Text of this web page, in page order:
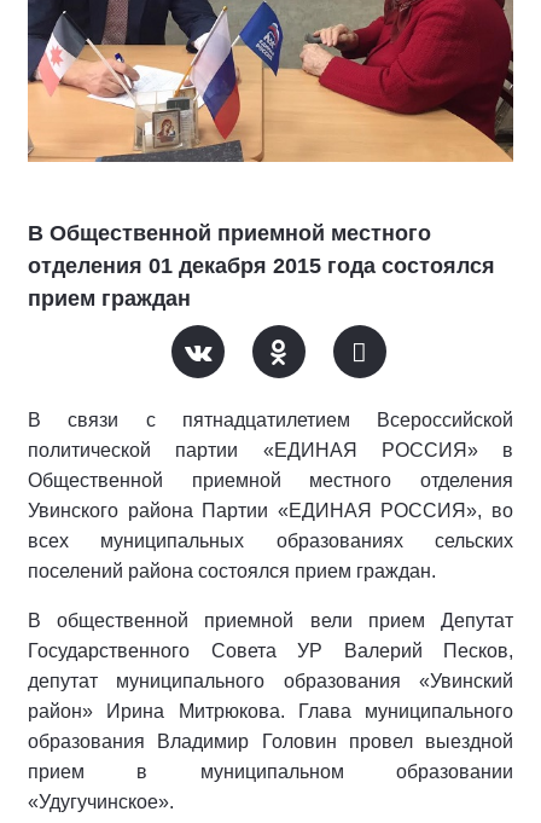
В Общественной приемной местного
отделения 01 декабря 2015 года состоялся
прием граждан
В связи с пятнадцатилетием Всероссийской
политической партии «ЕДИНАЯ РОССИЯ» в
Общественной приемной местного отделения
Увинского района Партии «ЕДИНАЯ РОССИЯ», во
всех муниципальных образованиях сельских
поселений района состоялся прием граждан.
В общественной приемной вели прием Депутат
Государственного Совета УР Валерий Песков,
депутат муниципального образования «Увинский
район» Ирина Митрюкова. Глава муниципального
образования Владимир Головин провел выездной
прием в муниципальном образовании
«Удугучинское».